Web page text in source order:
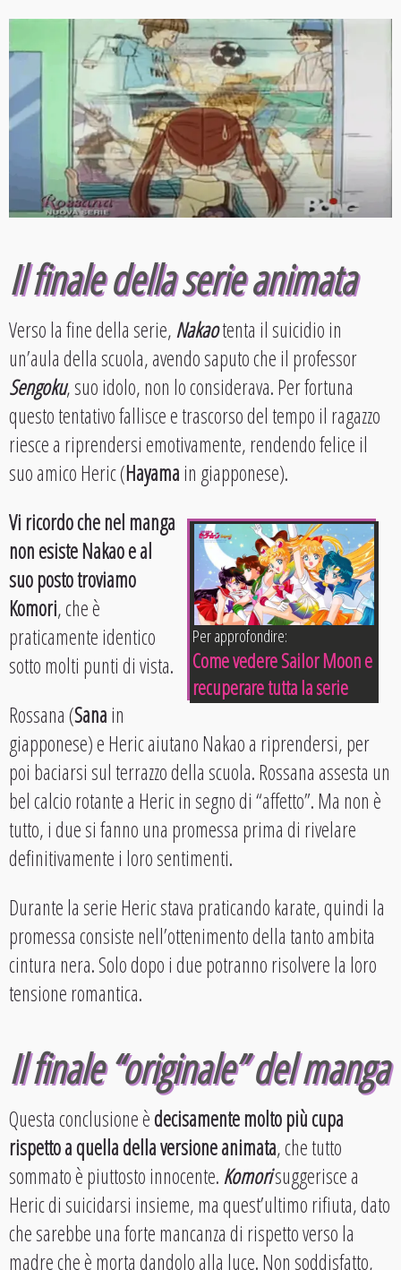
Il finale della serie animata
Verso la fine della serie,Nakaotenta il suicidio in
un’aula della scuola, avendo saputo che il professor
Sengoku, suo idolo, non lo considerava. Per fortuna
questo tentativo fallisce e trascorso del tempo il ragazzo
riesce a riprendersi emotivamente, rendendo felice il
suo amico Heric (Hayamain giapponese).
Per approfondire:
Come vedere Sailor Moon e
recuperare tutta la serie
Vi ricordo che nel manga
non esiste Nakao e al
suo posto troviamo
Komori, che è
praticamente identico
sotto molti punti di vista.
Rossana (Sanain
giapponese) e Heric aiutano Nakao a riprendersi, per
poi baciarsi sul terrazzo della scuola. Rossana assesta un
bel calcio rotante a Heric in segno di “affetto”. Ma non è
tutto, i due si fanno una promessa prima di rivelare
definitivamente i loro sentimenti.
Durante la serie Heric stava praticando karate, quindi la
promessa consiste nell’ottenimento della tanto ambita
cintura nera. Solo dopo i due potranno risolvere la loro
tensione romantica.
Il finale “originale” del manga
Questa conclusione èdecisamente molto più cupa
rispetto a quella della versione animata, che tutto
sommato è piuttosto innocente.Komorisuggerisce a
Heric di suicidarsi insieme, ma quest’ultimo rifiuta, dato
che sarebbe una forte mancanza di rispetto verso la
madre che è morta dandolo alla luce. Non soddisfatto,